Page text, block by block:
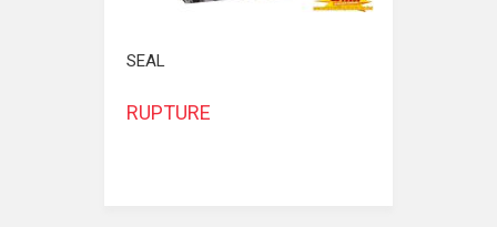
SEAL
RUPTURE